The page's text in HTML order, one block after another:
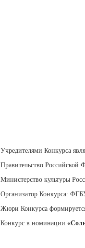
Учредителями Конкурса
Правительство Российской
Министерство культуры
Организатор Конкурса:
Жюри Конкурса
Конкурс в номинации